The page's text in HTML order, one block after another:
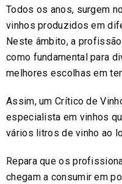
Todos os anos, surgem
vinhos produzidos em
Neste âmbito, a
como fundamental para
melhores escolhas em
Assim, um Crítico de
especialista em vinhos
vários litros de vinho ao
Repara que os
chegam a consumir em